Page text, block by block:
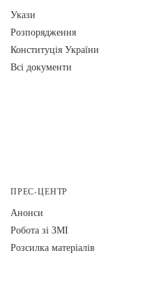
Укази
Розпорядження
Конституція України
Всі документи
ПРЕС-ЦЕНТР
Анонси
Робота зі ЗМІ
Розсилка матеріалів